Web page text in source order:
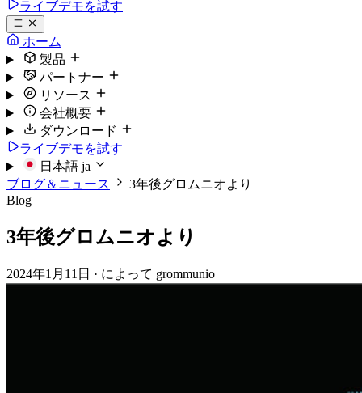
ライブデモを試す
ホーム
製品
パートナー
リソース
会社概要
ダウンロード
ライブデモを試す
日本語 ja
ブログ＆ニュース
3年後グロムニオより
Blog
3年後グロムニオより
2024年1月11日 · によって grommunio